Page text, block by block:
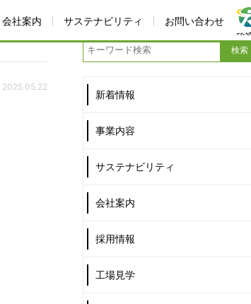
会社案内 サステナビリティ お問い合わせ
2025.05.22
新着情報
事業内容
サステナビリティ
会社案内
採用情報
工場見学